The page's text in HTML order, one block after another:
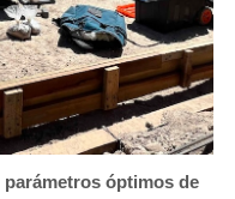
parámetros óptimos de